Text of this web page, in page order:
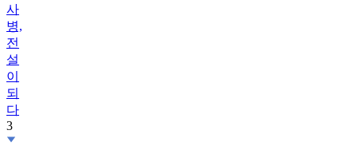
사
병,
전
설
이
되
다
3